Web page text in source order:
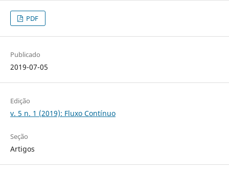
PDF
Publicado
2019-07-05
Edição
v. 5 n. 1 (2019): Fluxo Contínuo
Seção
Artigos